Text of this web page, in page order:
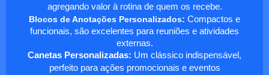
agregando valor à rotina de quem os recebe.
Blocos de Anotações Personalizados: Compactos e
funcionais, são excelentes para reuniões e atividades
externas.
Canetas Personalizadas: Um clássico indispensável,
perfeito para ações promocionais e eventos